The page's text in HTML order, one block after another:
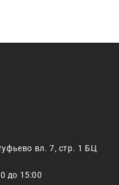
вл. 7, стр. 1 БЦ
до 15:00